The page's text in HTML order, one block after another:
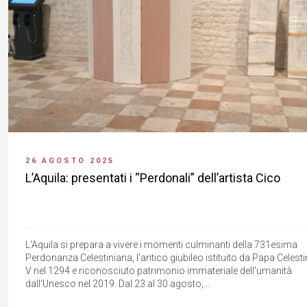
26 AGOSTO 2025
L’Aquila: presentati i “Perdonali” dell’artista Cico
L'Aquila si prepara a vivere i momenti culminanti della 731esima
Perdonanza Celestiniana, l'antico giubileo istituito da Papa
V nel 1294 e riconosciuto patrimonio immateriale dell'umanità
dall'Unesco nel 2019. Dal 23 al 30 agosto,...